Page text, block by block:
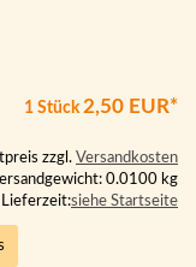
1 Stück 2,50 EUR*
zzgl. Versandkosten
0.0100 kg
Lieferzeit:siehe Startseite